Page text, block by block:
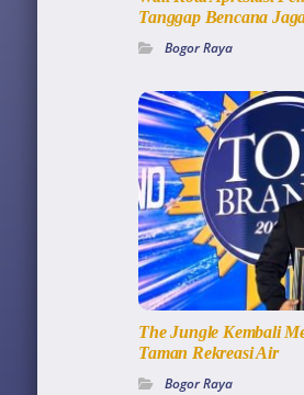
Tanggap Bencana
Bogor Raya
The Jungle Kembali
Taman Rekreasi Air
Bogor Raya